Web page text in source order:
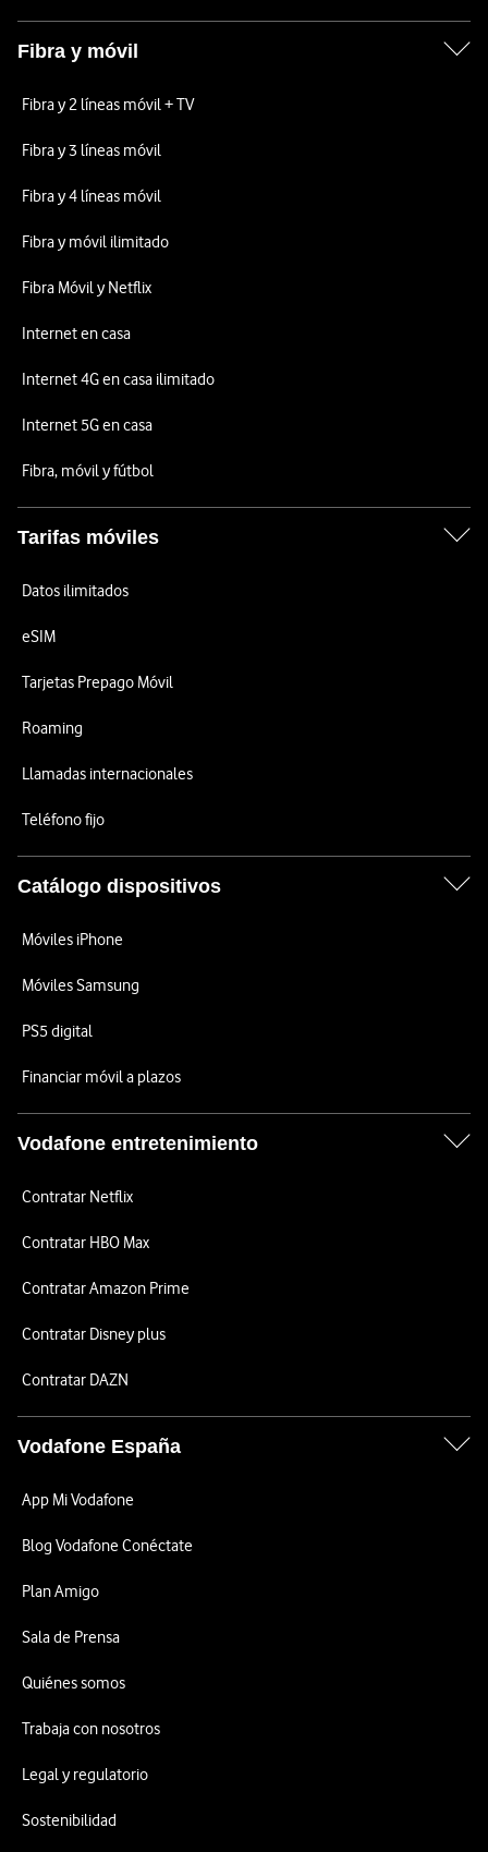
Fibra y móvil
Fibra y 2 líneas móvil + TV
Fibra y 3 líneas móvil
Fibra y 4 líneas móvil
Fibra y móvil ilimitado
Fibra Móvil y Netflix
Internet en casa
Internet 4G en casa ilimitado
Internet 5G en casa
Fibra, móvil y fútbol
Tarifas móviles
Datos ilimitados
eSIM
Tarjetas Prepago Móvil
Roaming
Llamadas internacionales
Teléfono fijo
Catálogo dispositivos
Móviles iPhone
Móviles Samsung
PS5 digital
Financiar móvil a plazos
Vodafone entretenimiento
Contratar Netflix
Contratar HBO Max
Contratar Amazon Prime
Contratar Disney plus
Contratar DAZN
Vodafone España
App Mi Vodafone
Blog Vodafone Conéctate
Plan Amigo
Sala de Prensa
Quiénes somos
Trabaja con nosotros
Legal y regulatorio
Sostenibilidad